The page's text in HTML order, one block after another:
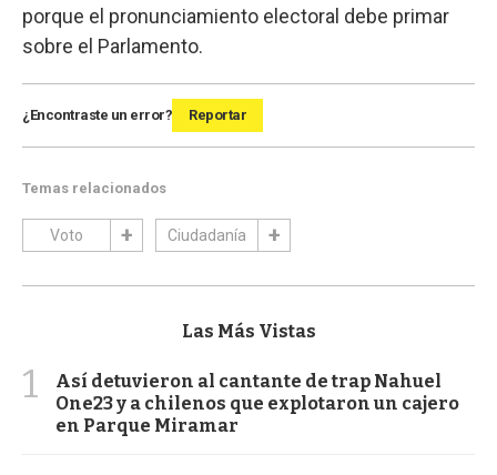
porque el pronunciamiento electoral debe primar
sobre el Parlamento.
¿Encontraste un error? Reportar
Temas relacionados
Voto Ciudadanía
Las Más Vistas
1
Así detuvieron al cantante de trap Nahuel
One23 y a chilenos que explotaron un cajero
en Parque Miramar